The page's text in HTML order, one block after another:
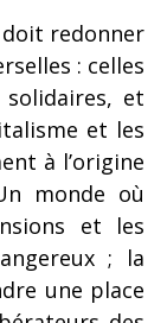
doit redonner
: celles
et
et les
à l’origine
monde où
et les
; la
une place